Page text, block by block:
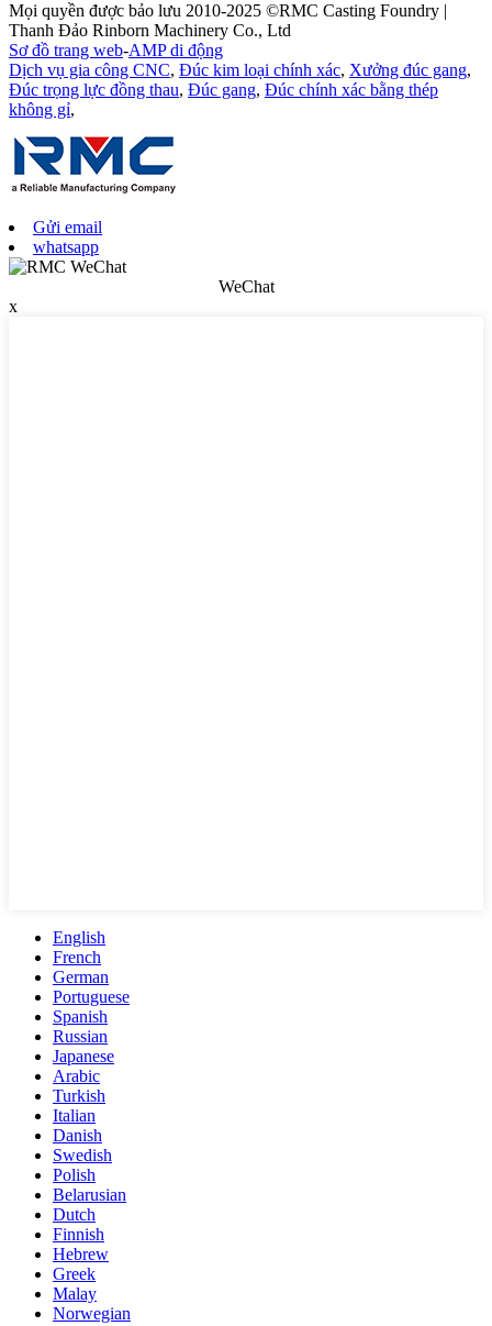
Mọi quyền được bảo lưu 2010-2025 ©RMC Casting Foundry |
Thanh Đảo Rinborn Machinery Co., Ltd
Sơ đồ trang web-AMP di động
Dịch vụ gia công CNC, Đúc kim loại chính xác, Xưởng đúc gang,
Đúc trọng lực đồng thau, Đúc gang, Đúc chính xác bằng thép
không gỉ,
Gửi email
whatsapp
WeChat
x
English
French
German
Portuguese
Spanish
Russian
Japanese
Arabic
Turkish
Italian
Danish
Swedish
Polish
Belarusian
Dutch
Finnish
Hebrew
Greek
Malay
Norwegian